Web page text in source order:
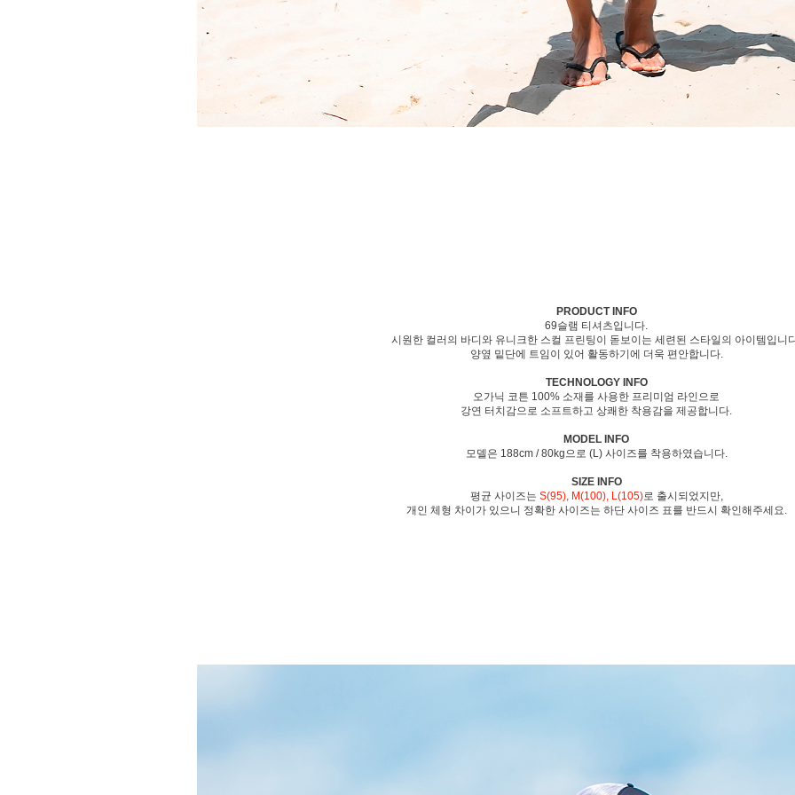
PRODUCT INFO
69슬램 티셔츠입니다.
시원한 컬러의 바디와 유니크한 스컬 프린팅이 돋보이는 세련된 스타일의 아이템입니
양옆 밑단에 트임이 있어 활동하기에 더욱 편안합니다.
TECHNOLOGY INFO
오가닉 코튼 100% 소재를 사용한 프리미엄 라인으로
강연 터치감으로 소프트하고 상쾌한 착용감을 제공합니다.
MODEL INFO
모델은 188cm / 80kg으로 (L) 사이즈를 착용하였습니다.
SIZE INFO
평균 사이즈는 S(95), M(100), L(105)로 출시되었지만,
개인 체형 차이가 있으니 정확한 사이즈는 하단 사이즈 표를 반드시 확인해주세요.